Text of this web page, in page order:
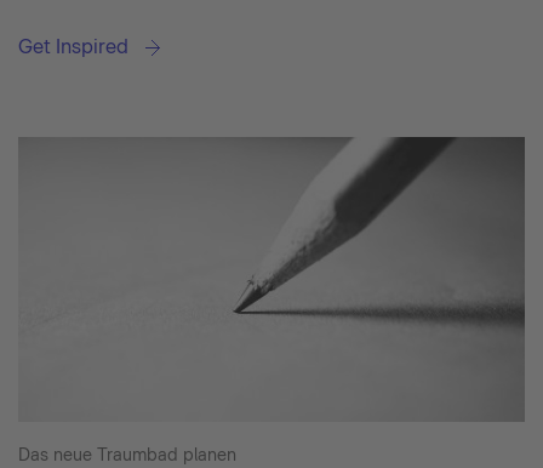
Get Inspired
Das neue Traumbad planen